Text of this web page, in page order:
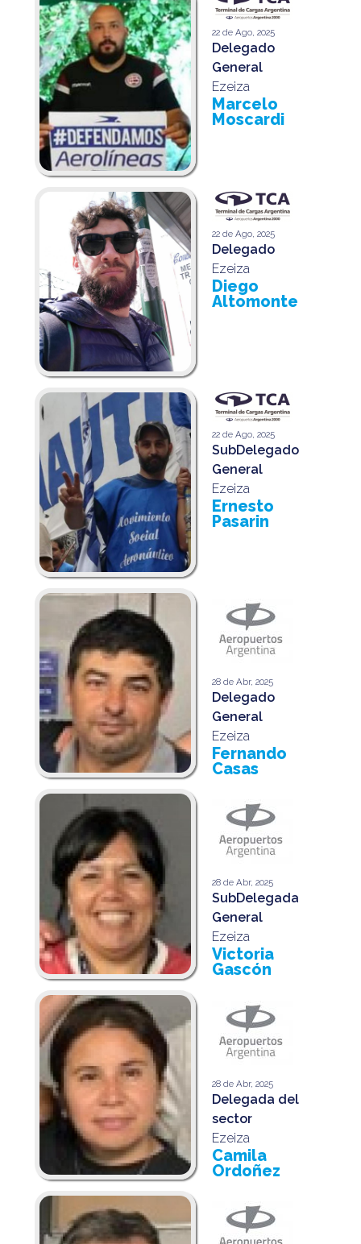
22 de Ago, 2025
Delegado
General
Ezeiza
Marcelo
Moscardi
22 de Ago, 2025
Delegado
Ezeiza
Diego
Altomonte
22 de Ago, 2025
SubDelegado
General
Ezeiza
Ernesto
Pasarin
28 de Abr, 2025
Delegado
General
Ezeiza
Fernando
Casas
28 de Abr, 2025
SubDelegada
General
Ezeiza
Victoria
Gascón
28 de Abr, 2025
Delegada del
sector
Ezeiza
Camila
Ordoñez